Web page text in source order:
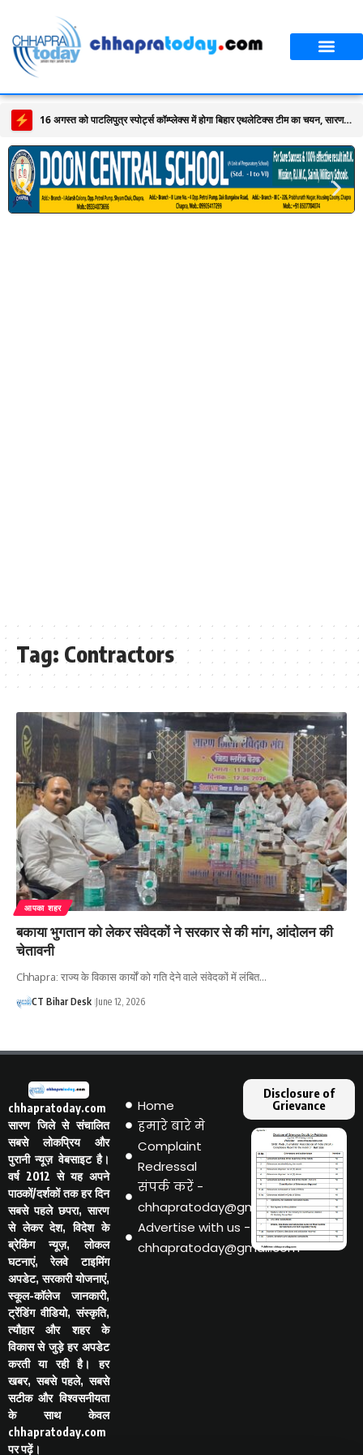
16 अगस्त को पाटलिपुत्र स्पोर्ट्स कॉम्प्लेक्स में होगा बिहार एथलेटिक्स टीम का चयन, सारण के खिलाड़ी लेंगे भाग
Tag: Contractors
आपका शहर
बकाया भुगतान को लेकर संवेदकों ने सरकार से की मांग, आंदोलन की
चेतावनी
Chhapra: राज्य के विकास कार्यों को गति देने वाले संवेदकों में लंबित…
CT Bihar Desk June 12, 2026
chhapratoday.com
सारण जिले से संचालित
सबसे लोकप्रिय और
पुरानी न्यूज़ वेबसाइट है।
वर्ष 2012 से यह अपने
पाठकों/दर्शकों तक हर दिन
सबसे पहले छपरा, सारण
से लेकर देश, विदेश के
ब्रेकिंग न्यूज़, लोकल
घटनाएं, रेलवे टाइमिंग
अपडेट, सरकारी योजनाएं,
स्कूल-कॉलेज जानकारी,
ट्रेंडिंग वीडियो, संस्कृति,
त्यौहार और शहर के
विकास से जुड़े हर अपडेट
करती या रही है। हर
खबर, सबसे पहले, सबसे
सटीक और विश्वसनीयता
के साथ केवल
chhapratoday.com
पर पढ़ें।
Home
हमारे बारे मे
Complaint
Redressal
संपर्क करें -
chhapratoday@gmail.com
Advertise with us -
chhapratoday@gmail.com
Disclosure of
Grievance